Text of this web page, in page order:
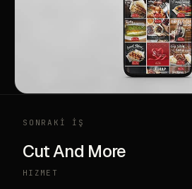
SONRAKİ İŞ
Cut And More
HIZMET